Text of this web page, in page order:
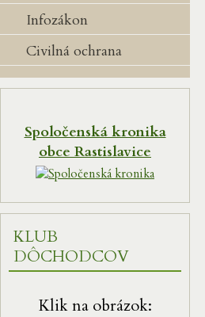
Infozákon
Civilná ochrana
Spoločenská kronika
obce Rastislavice
KLUB
DÔCHODCOV
Klik na obrázok: